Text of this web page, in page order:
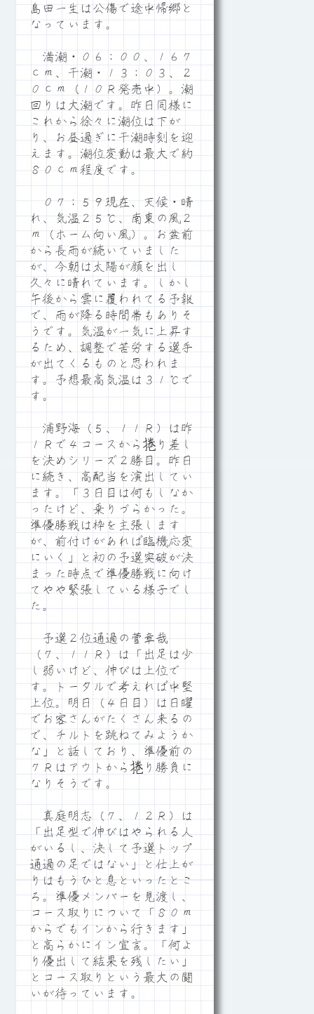
島田一生は公傷で途中帰郷と
なっています。
満潮・０６：００、１６７
ｃｍ、干潮・１３：０３、２
０ｃｍ（１０Ｒ発売中）。潮
回りは大潮です。昨日同様に
これから徐々に潮位は下が
り、お昼過ぎに干潮時刻を迎
えます。潮位変動は最大で約
８０ｃｍ程度です。
０７：５９現在、天候・晴
れ、気温２５℃、南東の風２
ｍ（ホーム向い風）。お盆前
から長雨が続いていました
が、今朝は太陽が顔を出し
久々に晴れています。しかし
午後から雲に覆われてる予報
で、雨が降る時間帯もありそ
うです。気温が一気に上昇す
るため、調整で苦労する選手
が出てくるものと思われま
す。予想最高気温は３１℃で
す。
浦野海（５、１１Ｒ）は昨
１Ｒで４コースから捲り差し
を決めシリーズ２勝目。昨日
に続き、高配当を演出してい
ます。「３日目は何もしなか
ったけど、乗りづらかった。
準優勝戦は枠を主張します
が、前付けがあれば臨機応変
にいく」と初の予選突破が決
まった時点で準優勝戦に向け
てやや緊張している様子でし
た。
予選２位通過の菅章哉
（７、１１Ｒ）は「出足は少
し弱いけど、伸びは上位で
す。トータルで考えれば中堅
上位。明日（４日目）は日曜
でお客さんがたくさん来るの
で、チルトを跳ねてみようか
な」と話しており、準優前の
７Ｒはアウトから捲り勝負に
なりそうです。
真庭明志（７、１２Ｒ）は
「出足型で伸びはやられる人
がいるし、決して予選トップ
通過の足ではない」と仕上が
りはもうひと息といったとこ
ろ。準優メンバーを見渡し、
コース取りについて「８０ｍ
からでもインから行きます」
と高らかにイン宣言。「何よ
り優出して結果を残したい」
とコース取りという最大の闘
いが待っています。